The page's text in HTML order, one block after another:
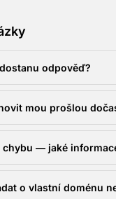
odpověď?
mou prošlou
chybu — jaké
o vlastní doménu